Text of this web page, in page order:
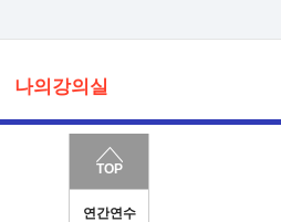
나의강의실
TOP
연간연수